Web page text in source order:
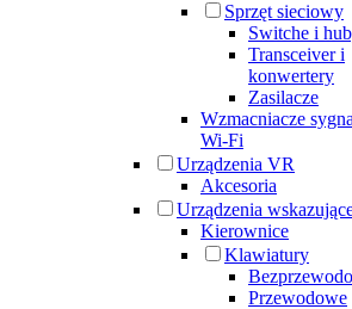
Sprzęt sieciowy
Switche i
Transceiver i
konwertery
Zasilacze
Wzmacniacze
Wi-Fi
Urządzenia VR
Akcesoria
Urządzenia
Kierownice
Klawiatury
Przewodowe